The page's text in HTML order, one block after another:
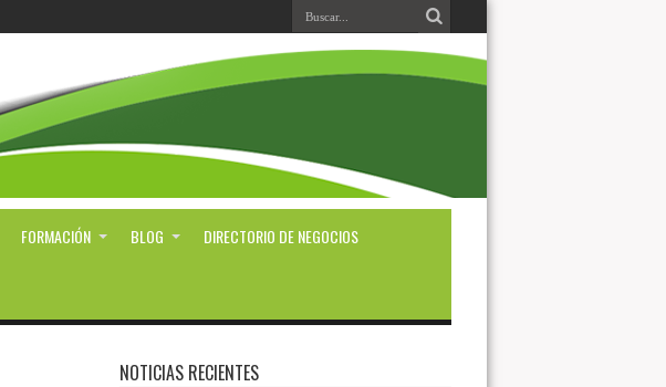
FORMACIÓN BLOG DIRECTORIO DE NEGOCIOS
NOTICIAS RECIENTES